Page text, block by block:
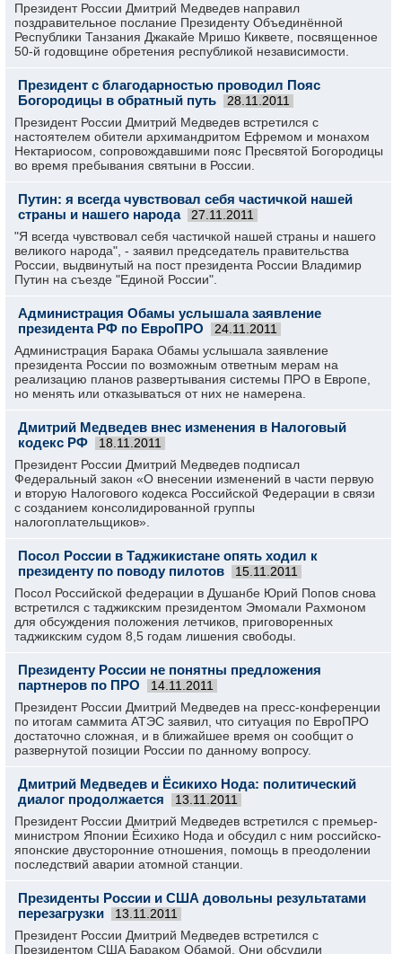
Президент России Дмитрий Медведев направил
поздравительное послание Президенту Объединённой
Республики Танзания Джакайе Мришо Киквете, посвященное
50-й годовщине обретения республикой независимости.
Президент с благодарностью проводил Пояс
Богородицы в обратный путь
28.11.2011
Президент России Дмитрий Медведев встретился с
настоятелем обители архимандритом Ефремом и монахом
Нектариосом, сопровождавшими пояс Пресвятой Богородицы
во время пребывания святыни в России.
Путин: я всегда чувствовал себя частичкой нашей
страны и нашего народа
27.11.2011
"Я всегда чувствовал себя частичкой нашей страны и нашего
великого народа", - заявил председатель правительства
России, выдвинутый на пост президента России Владимир
Путин на съезде "Единой России".
Администрация Обамы услышала заявление
президента РФ по ЕвроПРО
24.11.2011
Администрация Барака Обамы услышала заявление
президента России по возможным ответным мерам на
реализацию планов развертывания системы ПРО в Европе,
но менять или отказываться от них не намерена.
Дмитрий Медведев внес изменения в Налоговый
кодекс РФ
18.11.2011
Президент России Дмитрий Медведев подписал
Федеральный закон «О внесении изменений в части первую
и вторую Налогового кодекса Российской Федерации в связи
с созданием консолидированной группы
налогоплательщиков».
Посол России в Таджикистане опять ходил к
президенту по поводу пилотов
15.11.2011
Посол Российской федерации в Душанбе Юрий Попов снова
встретился с таджикским президентом Эмомали Рахмоном
для обсуждения положения летчиков, приговоренных
таджикским судом 8,5 годам лишения свободы.
Президенту России не понятны предложения
партнеров по ПРО
14.11.2011
Президент России Дмитрий Медведев на пресс-конференции
по итогам саммита АТЭС заявил, что ситуация по ЕвроПРО
достаточно сложная, и в ближайшее время он сообщит о
развернутой позиции России по данному вопросу.
Дмитрий Медведев и Ёсикихо Нода: политический
диалог продолжается
13.11.2011
Президент России Дмитрий Медведев встретился с премьер-
министром Японии Ёсихико Нода и обсудил с ним российско-
японские двусторонние отношения, помощь в преодолении
последствий аварии атомной станции.
Президенты России и США довольны результатами
перезагрузки
13.11.2011
Президент России Дмитрий Медведев встретился с
Президентом США Бараком Обамой. Они обсудили